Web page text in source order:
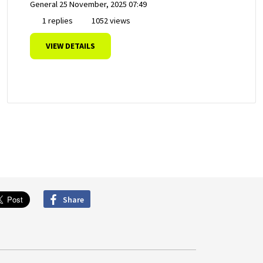
General 25 November, 2025 07:49
1 replies
1052 views
VIEW DETAILS
Share